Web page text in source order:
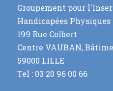
Groupement pour
Handicapées Physiques
199 Rue Colbert
Centre VAUBAN,
59000 LILLE
Tel : 03 20 96 00 66